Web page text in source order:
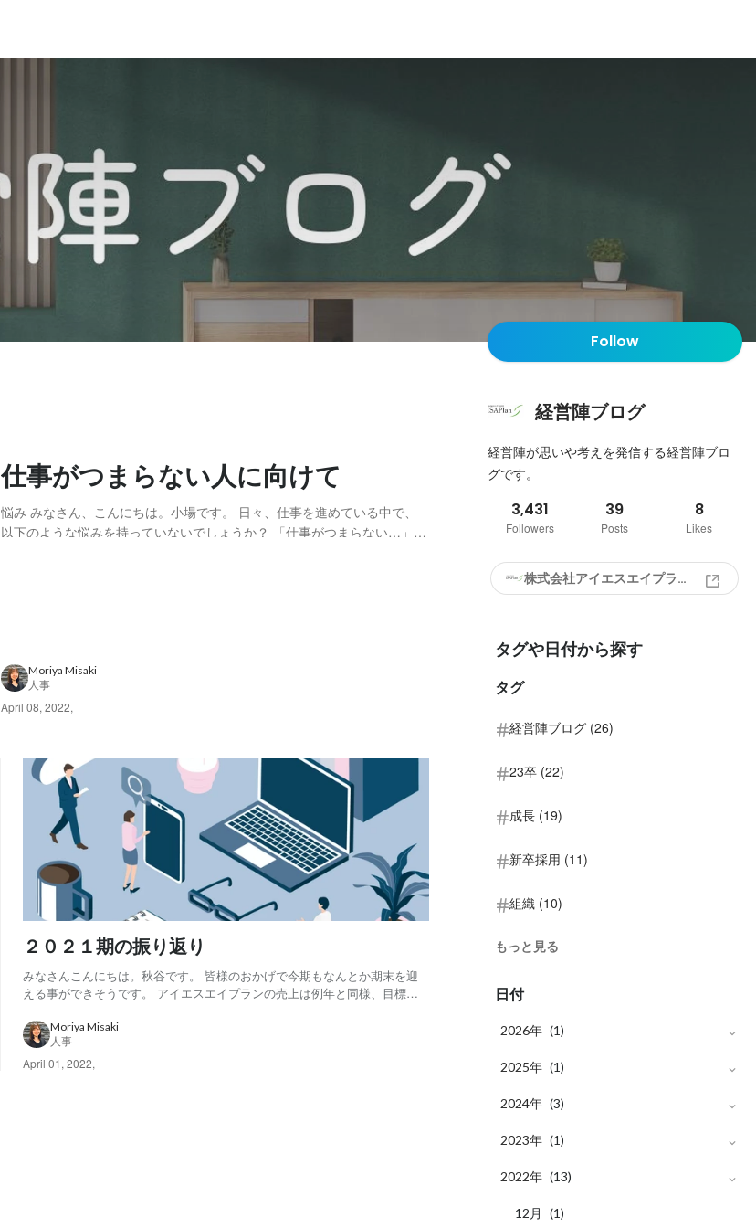
仕事がつまらない人に向けて
悩み みなさん、こんにちは。小場です。 日々、仕事を進めている中で、
以下のような悩みを持っていないでしょうか？ 「仕事がつまらない…」
Moriya Misaki
人事
April 08, 2022,
２０２１期の振り返り
みなさんこんにちは。秋谷です。 皆様のおかげで今期もなんとか期末を迎
える事ができそうです。 アイエスエイプランの売上は例年と同様、目標に
ました。 相変わらず絶妙な目標設定だなと思います（笑） ２０２１期も相
変わらずのコロナ禍でのスタートとなりまし...
Moriya Misaki
人事
April 01, 2022,
Follow
経営陣ブログ
経営陣が思いや考えを発信する経営陣ブロ
グです。
3,431
Followers
39
Posts
8
Likes
株式会社アイエスエイプラン
タグや日付から探す
タグ
経営陣ブログ (26)
23卒 (22)
成長 (19)
新卒採用 (11)
組織 (10)
もっと見る
日付
2026年 (1)
4月 (1)
2025年 (1)
4月 (1)
2024年 (3)
4月 (1)
3月 (1)
2 月 (1)
2023年 (1)
4月 (1)
2022年 (13)
12 月 (1)